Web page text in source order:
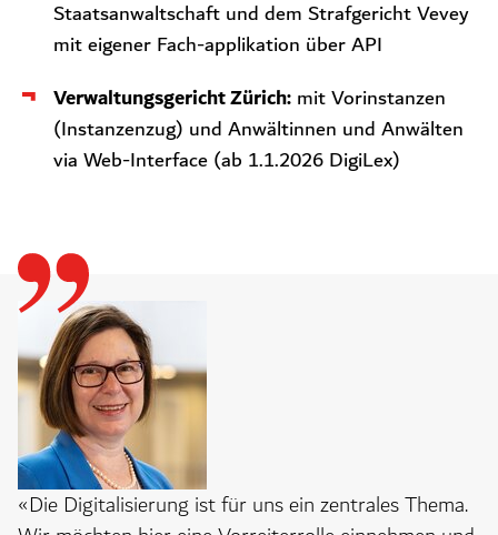
Staatsanwaltschaft und dem Strafgericht Vevey
mit eigener Fach-applikation über API
Verwaltungsgericht Zürich:mit Vorinstanzen
(Instanzenzug) und Anwältinnen und Anwälten
via Web-Interface (ab 1.1.2026 DigiLex)
«Die Digitalisierung ist für uns ein zentrales Thema.